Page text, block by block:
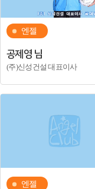
엔젤
공제영 님
(주)신성건설 대표이사
엔젤